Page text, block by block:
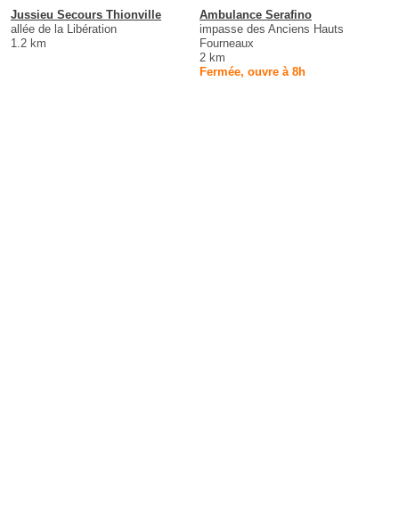
Jussieu Secours Thionville
allée de la Libération
1.2 km
Ambulance Serafino
impasse des Anciens Hauts
Fourneaux
2 km
Fermée, ouvre à 8h